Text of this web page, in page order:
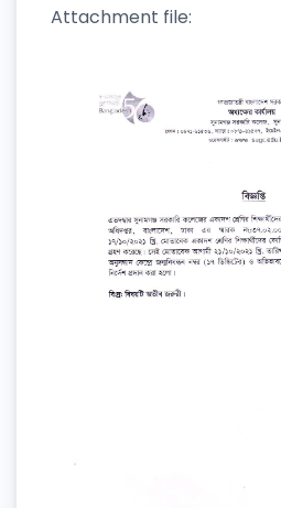
Attachment file: